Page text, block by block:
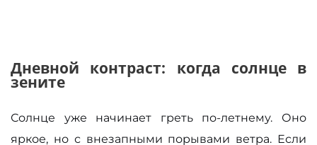
Дневной контраст: когда солнце в
зените
Солнце уже начинает греть по-летнему. Оно
яркое, но с внезапными порывами ветра. Если